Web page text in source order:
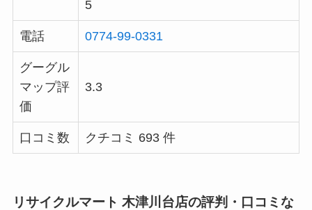
5
電話 0774-99-0331
グーグル
マップ評
価
3.3
口コミ数 クチコミ 693 件
リサイクルマート 木津川台店の評判・口コミな